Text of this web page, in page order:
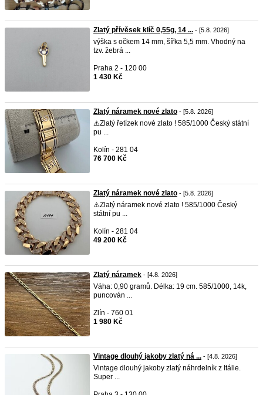
Zlatý přívěsek klíč 0,55g, 14 ... - [5.8. 2026]
výška s očkem 14 mm, šířka 5,5 mm. Vhodný na
tzv. žebrá ...
Praha 2 - 120 00
1 430 Kč
Zlatý náramek nové zlato - [5.8. 2026]
⚠️Zlatý řetízek nové zlato ! 585/1000 Český státní
pu ...
Kolín - 281 04
76 700 Kč
Zlatý náramek nové zlato - [5.8. 2026]
⚠️Zlatý náramek nové zlato ! 585/1000 Český
státní pu ...
Kolín - 281 04
49 200 Kč
Zlatý náramek - [4.8. 2026]
Váha: 0,90 gramů. Délka: 19 cm. 585/1000, 14k,
puncován ...
Zlín - 760 01
1 980 Kč
Vintage dlouhý jakoby zlatý ná ... - [4.8. 2026]
Vintage dlouhý jakoby zlatý náhrdelník z Itálie.
Super ...